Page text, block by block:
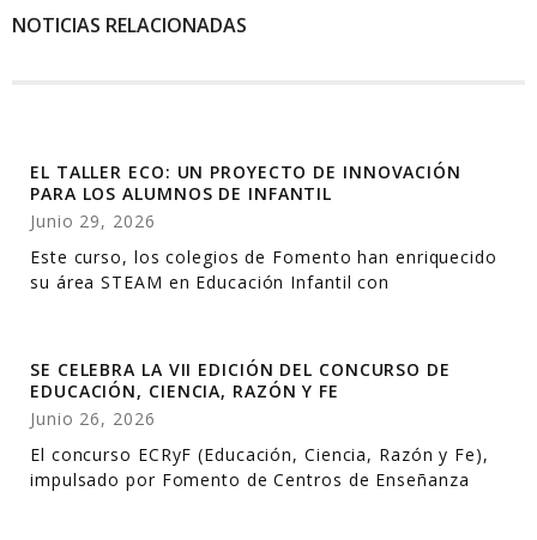
NOTICIAS RELACIONADAS
EL TALLER ECO: UN PROYECTO DE INNOVACIÓN
PARA LOS ALUMNOS DE INFANTIL
Junio 29, 2026
Este curso, los colegios de Fomento han enriquecido
su área STEAM en Educación Infantil con
SE CELEBRA LA VII EDICIÓN DEL CONCURSO DE
EDUCACIÓN, CIENCIA, RAZÓN Y FE
Junio 26, 2026
El concurso ECRyF (Educación, Ciencia, Razón y Fe),
impulsado por Fomento de Centros de Enseñanza